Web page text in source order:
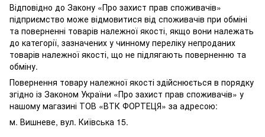
Відповідно до Закону «Про захист прав споживачів»
підприємство може відмовитися від споживачів при обміні
та поверненні товарів належної якості, якщо вони належать
до категорії, зазначених у чинному переліку непроданих
товарів належної якості, що не підлягають поверненню та
обміну.
Повернення товару належної якості здійснюється в порядку
згідно із Законом України «Про захист прав споживачів» у
нашому магазині ТОВ «ВТК ФОРТЕЦЯ» за адресою:
м. Вишневе, вул. Київська 15.